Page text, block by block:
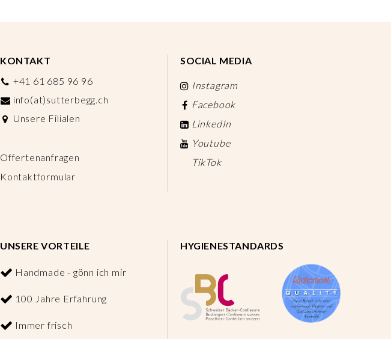
KONTAKT
+41 61 685 96 96
info(at)sutterbegg.ch
Unsere Filialen
Offertenanfragen
Kontaktformular
SOCIAL MEDIA
Instagram
Facebook
LinkedIn
Youtube
TikTok
UNSERE VORTEILE
Handmade - gönn ich mir
100 Jahre Erfahrung
Immer frisch
HYGIENESTANDARDS